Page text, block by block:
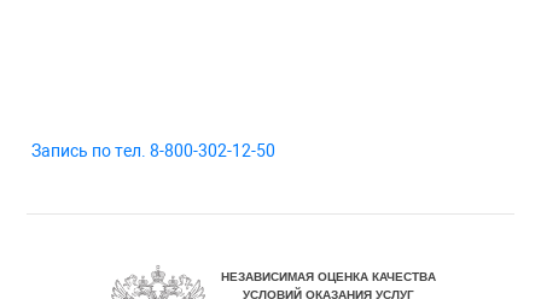
Запись по тел. 8-800-302-12-50